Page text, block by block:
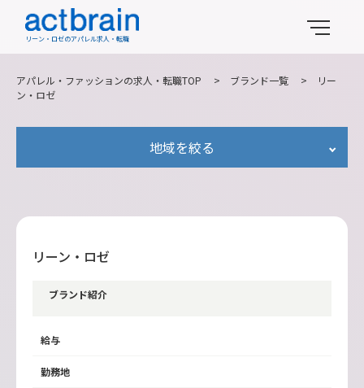
リーン・ロゼのアパレル求人・転職
アパレル・ファッションの求人・転職TOP > ブランド一覧 >
リー
ン・ロゼ
地域を絞る
リーン・ロゼ
ブランド紹介
給与
勤務地